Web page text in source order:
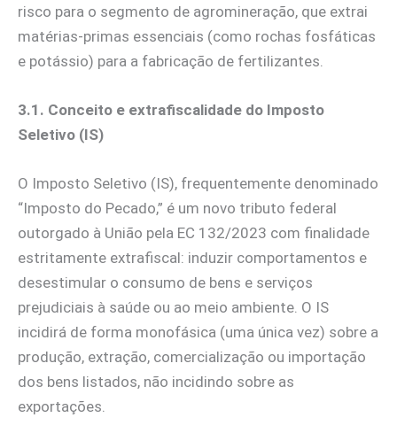
risco para o segmento de agromineração, que extrai
matérias-primas essenciais (como rochas fosfáticas
e potássio) para a fabricação de fertilizantes.
3.1. Conceito e extrafiscalidade do Imposto
Seletivo (IS)
O Imposto Seletivo (IS), frequentemente denominado
“Imposto do Pecado,” é um novo tributo federal
outorgado à União pela EC 132/2023 com finalidade
estritamente extrafiscal: induzir comportamentos e
desestimular o consumo de bens e serviços
prejudiciais à saúde ou ao meio ambiente. O IS
incidirá de forma monofásica (uma única vez) sobre a
produção, extração, comercialização ou importação
dos bens listados, não incidindo sobre as
exportações.